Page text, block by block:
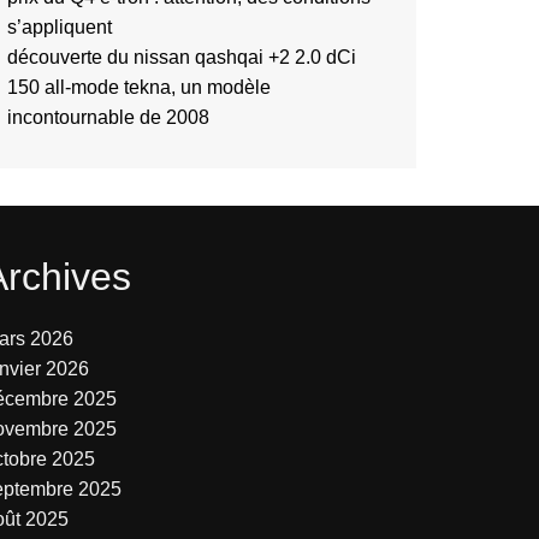
s’appliquent
découverte du nissan qashqai +2 2.0 dCi
150 all-mode tekna, un modèle
incontournable de 2008
2026
2026
2025
2025
2025
2025
2025